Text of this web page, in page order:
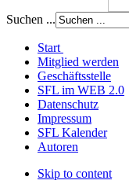
Suchen ...
Start
Mitglied werden
Geschäftsstelle
SFL im WEB 2.0
Datenschutz
Impressum
SFL Kalender
Autoren
Skip to content